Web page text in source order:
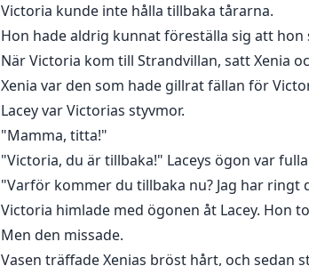
Victoria kunde inte hålla tillbaka tårarna.
Hon hade aldrig kunnat föreställa sig att
När Victoria kom till Strandvillan, satt Xenia
Xenia var den som hade gillrat fällan för
Lacey var Victorias styvmor.
"Mamma, titta!"
"Victoria, du är tillbaka!" Laceys ögon var
"Varför kommer du tillbaka nu? Jag har ringt
Victoria himlade med ögonen åt Lacey. Hon
Men den missade.
Vasen träffade Xenias bröst hårt, och sedan